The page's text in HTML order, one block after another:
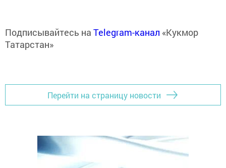
Подписывайтесь на Telegram-канал «Кукмор
Татарстан»
Перейти на страницу новости